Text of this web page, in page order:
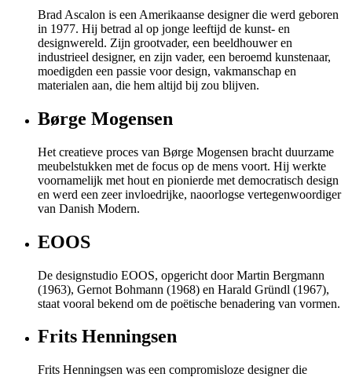
Brad Ascalon is een Amerikaanse designer die werd geboren
in 1977. Hij betrad al op jonge leeftijd de kunst- en
designwereld. Zijn grootvader, een beeldhouwer en
industrieel designer, en zijn vader, een beroemd kunstenaar,
moedigden een passie voor design, vakmanschap en
materialen aan, die hem altijd bij zou blijven.
Børge Mogensen
Het creatieve proces van Børge Mogensen bracht duurzame
meubelstukken met de focus op de mens voort. Hij werkte
voornamelijk met hout en pionierde met democratisch design
en werd een zeer invloedrijke, naoorlogse vertegenwoordiger
van Danish Modern.
EOOS
De designstudio EOOS, opgericht door Martin Bergmann
(1963), Gernot Bohmann (1968) en Harald Gründl (1967),
staat vooral bekend om de poëtische benadering van vormen.
Frits Henningsen
Frits Henningsen was een compromisloze designer die